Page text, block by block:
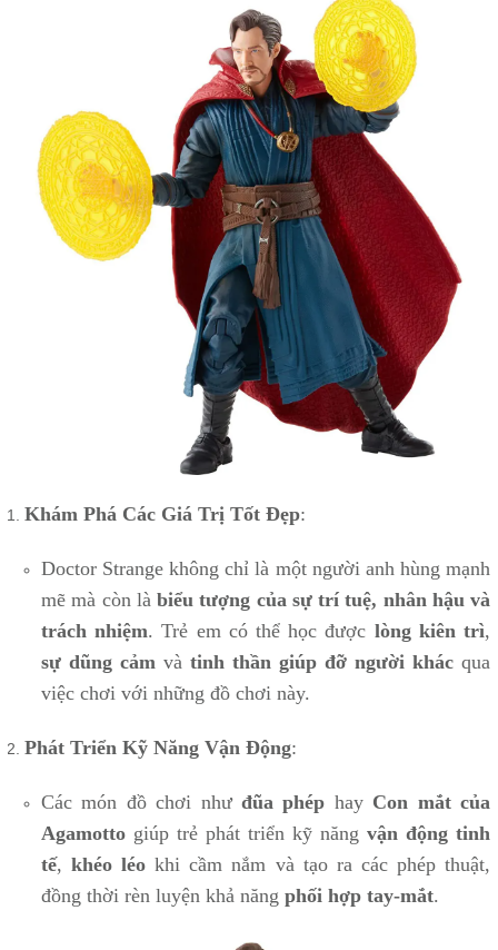
Khám Phá Các Giá Trị Tốt Đẹp:
Doctor Strange không chỉ là một người anh hùng mạnh
mẽ mà còn là biểu tượng của sự trí tuệ, nhân hậu và
trách nhiệm. Trẻ em có thể học được lòng kiên trì,
sự dũng cảm và tinh thần giúp đỡ người khác qua
việc chơi với những đồ chơi này.
Phát Triển Kỹ Năng Vận Động:
Các món đồ chơi như đũa phép hay Con mắt của
Agamotto giúp trẻ phát triển kỹ năng vận động tinh
tế,khéo léo khi cầm nắm và tạo ra các phép thuật,
đồng thời rèn luyện khả năng phối hợp tay-mắt.